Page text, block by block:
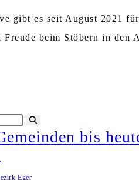
gibt es seit August 2021
beim Stöbern in den
starten
bis
Eger